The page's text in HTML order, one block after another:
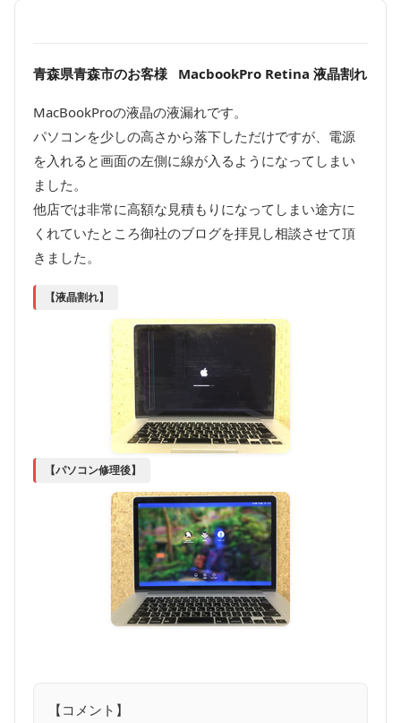
青森県青森市のお客様 MacbookPro Retina 液晶割れ
MacBookProの液晶の液漏れです。
パソコンを少しの高さから落下しただけですが、電源
を入れると画面の左側に線が入るようになってしまい
ました。
他店では非常に高額な見積もりになってしまい途方に
くれていたところ御社のブログを拝見し相談させて頂
きました。
【液晶割れ】
【パソコン修理後】
【コメント】